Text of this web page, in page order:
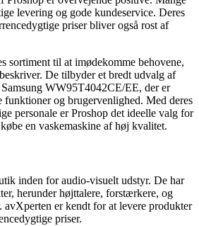
levering og gode kundeservice. Deres
priser bliver også rost af
sortiment til at imødekomme behovene,
De tilbyder et bredt udvalg af
WW95T4042CE/EE, der er
funktioner og brugervenlighed. Med deres
personale er Proshop det ideelle valg for
en vaskemaskine af høj kvalitet.
inden for audio-visuelt udstyr. De har
herunder højttalere, forstærkere, og
avXperten er kendt for at levere produkter
priser.